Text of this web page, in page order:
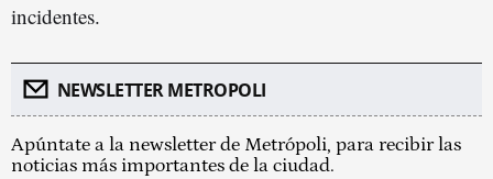
incidentes.
NEWSLETTER METROPOLI
Apúntate a la newsletter de Metrópoli, para recibir las
noticias más importantes de la ciudad.